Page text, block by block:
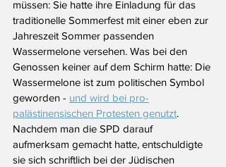
müssen: Sie hatte ihre Einladung für das
traditionelle Sommerfest mit einer eben zur
Jahreszeit Sommer passenden
Wassermelone versehen. Was bei den
Genossen keiner auf dem Schirm hatte: Die
Wassermelone ist zum politischen Symbol
geworden - und wird bei pro-
palästinensischen Protesten genutzt.
Nachdem man die SPD darauf
aufmerksam gemacht hatte, entschuldigte
sie sich schriftlich bei der Jüdischen